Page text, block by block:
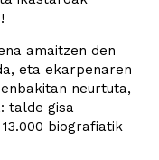
amaitzen den
eta ekarpenaren
neurtuta,
talde gisa
biografiatik